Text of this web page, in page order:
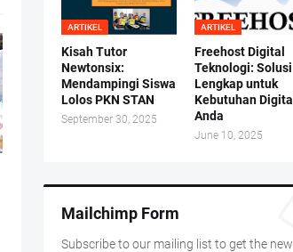
ARTIKEL
Kisah Tutor
Newtonsix:
Mendampingi Siswa
Lolos PKN STAN
September 30, 2025
ARTIKEL
Freehost Digital
Teknologi: Solusi
Lengkap untuk
Kebutuhan Digital
Anda
June 10, 2025
Mailchimp Form
Subscribe to our mailing list to get the new